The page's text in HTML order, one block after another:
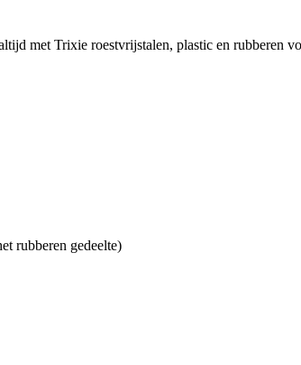
met Trixie roestvrijstalen, plastic en rubberen
rubberen gedeelte)